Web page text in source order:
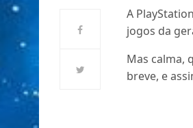
A
jogos da
Mas calma,
breve, e